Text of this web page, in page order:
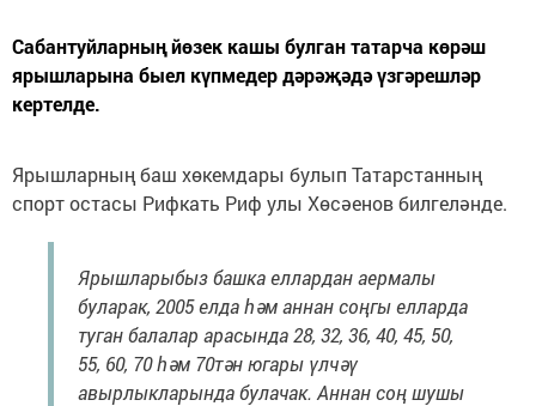
Сабантуйларның йөзек кашы булган татарча көрәш
ярышларына быел күпмедер дәрәҗәдә үзгәрешләр
кертелде.
Ярышларның баш хөкемдары булып Татарстанның
спорт остасы Рифкать Риф улы Хөсәенов билгеләнде.
Ярышларыбыз башка еллардан аермалы
буларак, 2005 елда һәм аннан соңгы елларда
туган балалар арасында 28, 32, 36, 40, 45, 50,
55, 60, 70 һәм 70тән югары үлчәү
авырлыкларында булачак. Аннан соң шушы